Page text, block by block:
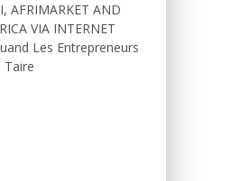
AFRIMARKET AND
VIA INTERNET
Les Entrepreneurs
Taire